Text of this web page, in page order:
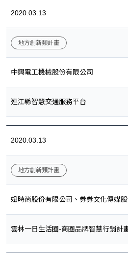
2020.03.13
地方創新類計畫
中興電工機械股份有限公司
連江縣智慧交通服務平台
2020.03.13
地方創新類計畫
妞時尚股份有限公司、券券文化傳媒
雲林一日生活圈-商圈品牌智慧行銷計